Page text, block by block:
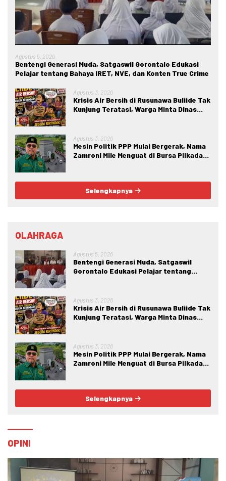
Agustus 5, 2026
Bentengi Generasi Muda, Satgaswil Gorontalo Edukasi
Pelajar tentang Bahaya IRET, NVE, dan Konten True Crime
Agustus 3, 2026
Krisis Air Bersih di Rusunawa Buliide Tak
Kunjung Teratasi, Warga Minta Dinas
Agustus 3, 2026
Mesin Politik PPP Mulai Bergerak, Nama
Zamroni Mile Menguat di Bursa Pilkada
Selengkapnya
OLAHRAGA
Agustus 5, 2026
Bentengi Generasi Muda, Satgaswil
Gorontalo Edukasi Pelajar tentang
Agustus 3, 2026
Krisis Air Bersih di Rusunawa Buliide Tak
Kunjung Teratasi, Warga Minta Dinas
Agustus 3, 2026
Mesin Politik PPP Mulai Bergerak, Nama
Zamroni Mile Menguat di Bursa Pilkada
Selengkapnya
OPINI